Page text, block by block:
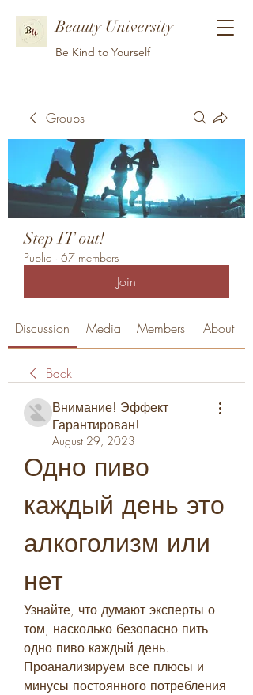
Beauty University
Be Kind to Yourself
Groups
Step IT out!
Public · 67 members
Join
Discussion Media Members About
Back
Внимание! Эффект
Гарантирован!
August 29, 2023
Одно пиво
каждый день это
алкоголизм или
нет
Узнайте, что думают эксперты о
том, насколько безопасно пить
одно пиво каждый день.
Проанализируем все плюсы и
минусы постоянного потребления